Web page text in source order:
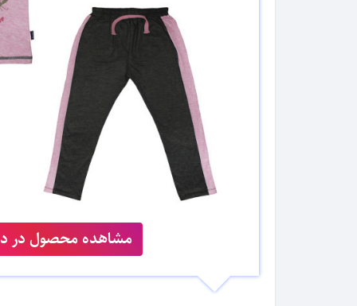
مشاهده محصول در